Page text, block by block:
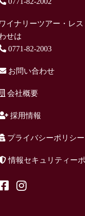
ワイナリーツアー・レ
せは
0771-82-2003
お問い合わせ
会社概要
採用情報
プライバシーポリシー
情報セキュリティー